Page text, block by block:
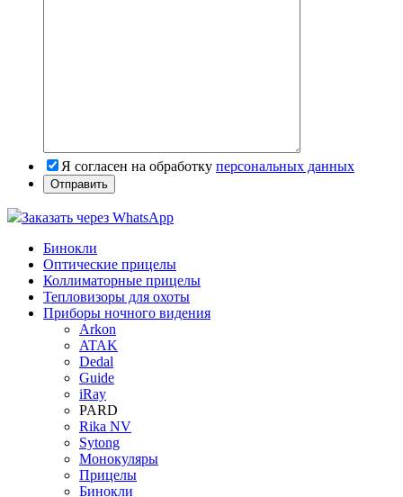
Я согласен на обработку персональных данных
Заказать через WhatsApp
Бинокли
Оптические прицелы
Коллиматорные прицелы
Тепловизоры для охоты
Приборы ночного видения
Arkon
ATAK
Dedal
Guide
iRay
PARD
Rika NV
Sytong
Монокуляры
Прицелы
Бинокли